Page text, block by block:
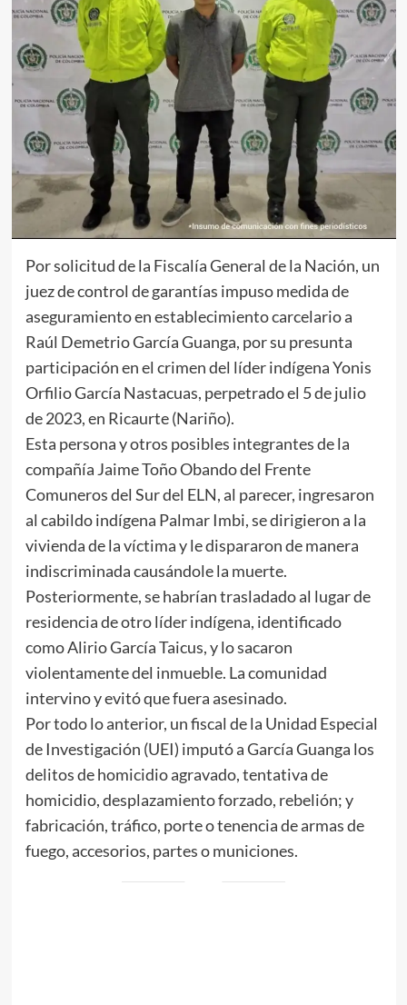
Por solicitud de la Fiscalía General de la Nación, un
juez de control de garantías impuso medida de
aseguramiento en establecimiento carcelario a
Raúl Demetrio García Guanga, por su presunta
participación en el crimen del líder indígena Yonis
Orfilio García Nastacuas, perpetrado el 5 de julio
de 2023, en Ricaurte (Nariño).
Esta persona y otros posibles integrantes de la
compañía Jaime Toño Obando del Frente
Comuneros del Sur del ELN, al parecer, ingresaron
al cabildo indígena Palmar Imbi, se dirigieron a la
vivienda de la víctima y le dispararon de manera
indiscriminada causándole la muerte.
Posteriormente, se habrían trasladado al lugar de
residencia de otro líder indígena, identificado
como Alirio García Taicus, y lo sacaron
violentamente del inmueble. La comunidad
intervino y evitó que fuera asesinado.
Por todo lo anterior, un fiscal de la Unidad Especial
de Investigación (UEI) imputó a García Guanga los
delitos de homicidio agravado, tentativa de
homicidio, desplazamiento forzado, rebelión; y
fabricación, tráfico, porte o tenencia de armas de
fuego, accesorios, partes o municiones.